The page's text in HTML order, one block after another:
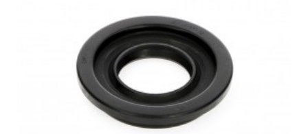
BOSCH, WFD1262IT/09 WFD 1262 ELECTRONIC
RICONOSCIMENTO
CONSTRUCTA, CWF06A10IL/01 600S
CONSTRUCTA, CWF06A10IL/04 600S
LYNX, 4TS630A-01
LYNX, 4TS630A/01 TS630
LYNX, 4TS630A/04 TS630
LYNX, 4TS631WA/01 TS631W
LYNX, 4TS631WA/04 TS631W